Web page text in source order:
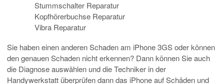
Stummschalter Reparatur
Kopfhörerbuchse Reparatur
Vibra Reparatur
Sie haben einen anderen Schaden am iPhone 3GS oder können
den genauen Schaden nicht erkennen? Dann können Sie auch
die Diagnose auswählen und die Techniker in der
Handywerkstatt überprüfen dann das iPhone auf Schäden und